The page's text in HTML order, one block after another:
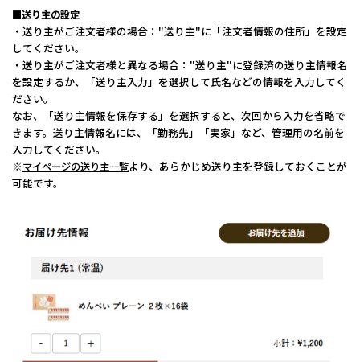
■送り主の設定
・送り主がご注文者様の場合："送り主"に「注文者情報の住所」を設定
してください。
・送り主がご注文者様と異なる場合："送り主"に登録済の送り主情報名
を設定するか、「送り主入力」を選択して氏名などの情報を入力してく
ださい。
なお、「送り主情報を保存する」を選択すると、次回から入力を省略で
きます。送り主情報名には、「勤務先」「実家」など、管理用の名前を
入力してください。
※マイページの送り主一覧より、あらかじめ送り主を登録しておくことが
可能です。